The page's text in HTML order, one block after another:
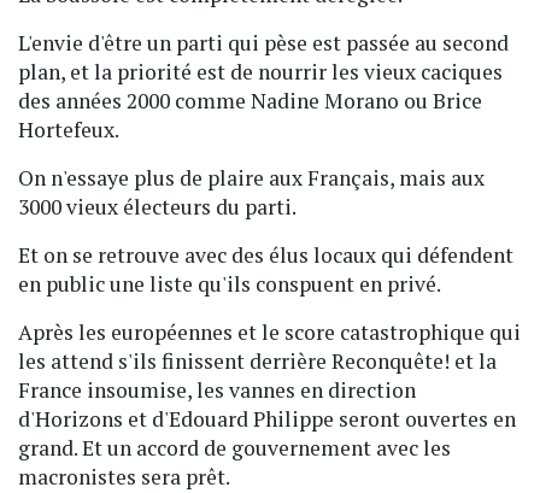
L'envie d'être un parti qui pèse est passée au second
plan, et la priorité est de nourrir les vieux caciques
des années 2000 comme Nadine Morano ou Brice
Hortefeux.
On n'essaye plus de plaire aux Français, mais aux
3000 vieux électeurs du parti.
Et on se retrouve avec des élus locaux qui défendent
en public une liste qu'ils conspuent en privé.
Après les européennes et le score catastrophique qui
les attend s'ils finissent derrière Reconquête! et la
France insoumise, les vannes en direction
d'Horizons et d'Edouard Philippe seront ouvertes en
grand. Et un accord de gouvernement avec les
macronistes sera prêt.